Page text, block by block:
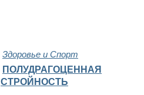
Здоровье и Спорт
ПОЛУДРАГОЦЕННАЯ
СТРОЙНОСТЬ